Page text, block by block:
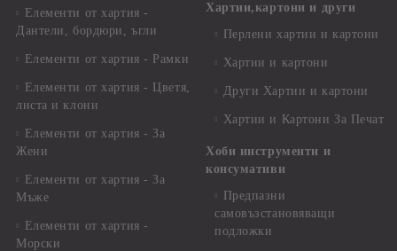
Елементи от хартия -
Дантели, бордюри, ъгли
Елементи от хартия - Рамки
Елементи от хартия - Цветя,
листа и клони
Елементи от хартия - За
Жени
Елементи от хартия - За
Мъже
Елементи от хартия -
Морски
Хартии,картони и други
Перлени хартии и картони
Хартии и картони
Други Хартии и картони
Хартии и Картони За Печат
Хоби инструменти и
консумативи
Предпазни
самовъзстановяващи
подложки